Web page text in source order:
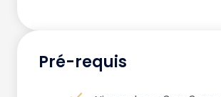
Pré-requis